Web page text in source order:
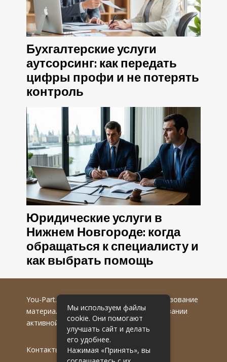
Бухгалтерские услуги
аутсорсинг: как передать
цифры профи и не потерять
контроль
Юридические услуги в
Нижнем Новгороде: когда
обращаться к специалисту и
как выбрать помощь
You-Part.ru
© 2016-2022 гг. Любое использование
материалов допускается только при указании
активной гиперссылки на первоисточник.
Контакты
Мы используем файлы
cookie. Они помогают
улучшать сайт и делать
его удобнее.
Нажимая «Принять», вы